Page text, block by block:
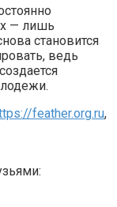
х — лишь
становится
ведь
feather.org.ru,